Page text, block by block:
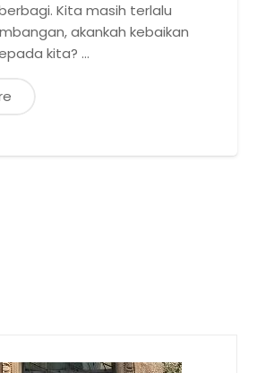
Kita masih terlalu
akankah kebaikan
kita? …